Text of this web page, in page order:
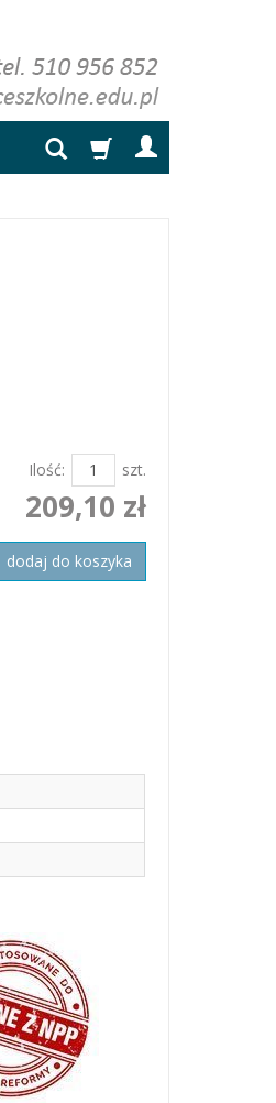
Ilość:
szt.
209,10 zł
dodaj do koszyka